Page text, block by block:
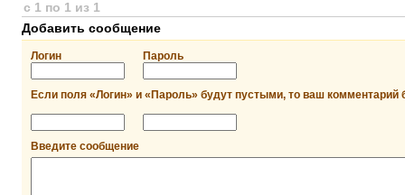
с 1 по 1 из 1
Добавить сообщение
Логин Пароль
Если поля «Логин» и «Пароль» будут пустыми, то ваш комментарий
Введите сообщение